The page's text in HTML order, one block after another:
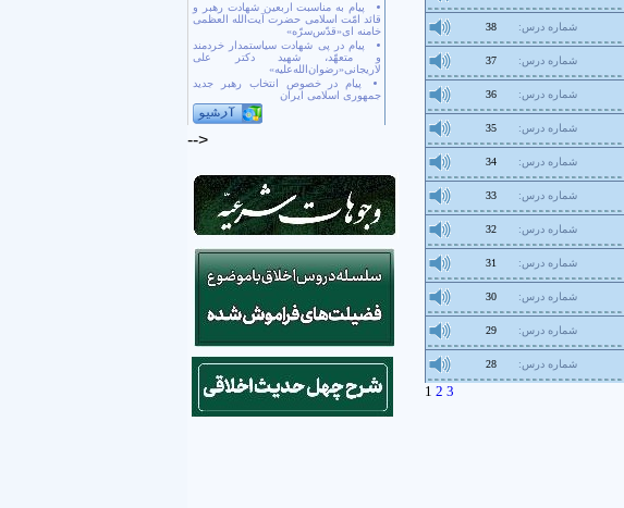
پیام به مناسبت اربعین شهادت رهبر و
قائد امّت اسلامی حضرت آیت‌الله العظمی
خامنه ای«قدّس‌سرّه»
پیام در پی شهادت سیاستمدار خردمند
و متعهّد، شهید دکتر علی
لاریجانی«رضوان‌الله‌علیه»
پیام در خصوص انتخاب رهبر جدید
جمهوری اسلامی ایران
-->
شماره درس: 38
شماره درس: 37
شماره درس: 36
شماره درس: 35
شماره درس: 34
شماره درس: 33
شماره درس: 32
شماره درس: 31
شماره درس: 30
شماره درس: 29
شماره درس: 28
1 2 3